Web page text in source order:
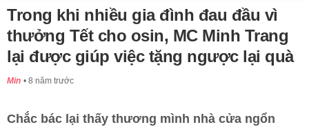
Trong khi nhiều gia đình đau đầu vì
thưởng Tết cho osin, MC Minh Trang
lại được giúp việc tặng ngược lại quà
Min 8 năm trước
Chắc bác lại thấy thương mình nhà cửa ngổn